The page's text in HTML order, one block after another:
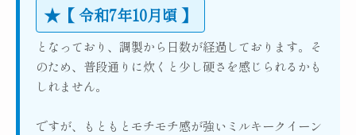
★【 令和7年10月頃 】
となっており、調製から日数が経過しております。そ
のため、普段通りに炊くと少し硬さを感じられるかも
しれません。
ですが、もともとモチモチ感が強いミルキークイーン